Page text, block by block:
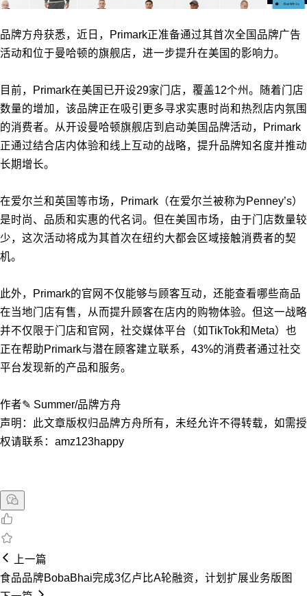
品牌方舟获悉，近日，Primark正准备通过其首次全国品牌广告
活动和位于曼哈顿的旗舰店，进一步提升在美国的影响力。
目前，Primark在美国已开设29家门店，覆盖12个州。随着门店
数量的增加，该品牌正在吸引更多寻求实惠时尚和热烈店内氛围
的消费者。从开设曼哈顿旗舰店到启动美国品牌活动，Primark
正通过结合店内体验和线上互动的战略，提升品牌知名度并推动
长期增长。
在爱尔兰和英国等市场，Primark（在爱尔兰被称为Penney’s）
是时尚、品质和实惠的代名词。但在美国市场，由于门店数量较
少，这次活动将成为其首次在纽约大都会区域接触消费者的契
机。
此外，Primark的官网不仅能够与顾客互动，还能查看哪些商品
在当地门店有售，从而提升顾客在店内的购物体验。但这一战略
并不仅限于门店和官网，社交媒体平台（如TikTok和Meta）也
正在帮助Primark与潜在顾客建立联系，43%的消费者通过社交
平台发现新的产品和服务。
作者✎ Summer/品牌方舟
声明：此文章版权归品牌方舟所有，未经允许不得转载，如需授
权请联系：amz123happy
上一篇
食品品牌BobaBhai完成3亿卢比A轮融资，计划扩展业务版图